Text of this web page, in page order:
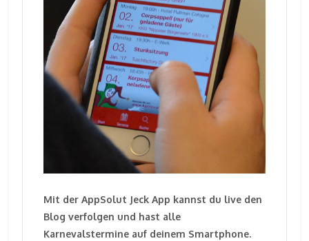
Mit der AppSolut Jeck App kannst du live den
Blog verfolgen und hast alle
Karnevalstermine auf deinem Smartphone.